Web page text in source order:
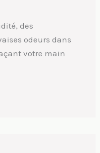
des
odeurs dans
votre main